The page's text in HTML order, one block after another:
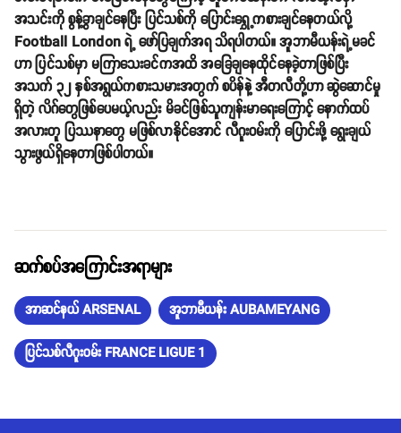
အသင်းကို စွန့်ခွာချင်နေပြီး ပြင်သစ်ကို ပြောင်းရွှေ့ကစားချင်နေတယ်လို့
Football London ရဲ့ ဖော်ပြချက်အရ သိရပါတယ်။ အူဘာမီယန်းရဲ့မခင်
ဟာ ပြင်သစ်မှာ မကြာသေးခင်ကအထိ အခြေချနေထိုင်နေခဲ့တာဖြစ်ပြီး
အသက် ၃၂ နှစ်အရွယ်ကစားသမားအတွက် စပိန်နဲ့ အီတလီတို့ဟာ ဆွဲဆောင်မှု
ရှိတဲ့ လိဂ်တွေဖြစ်ပေမယ့်လည်း မိခင်ဖြစ်သူကျန်းမာရေးကြောင့် နောက်ထပ်
အလားတူ ပြဿနာတွေ မဖြစ်လာနိုင်အောင် လီဂူးဝမ်းကို ပြောင်းဖို့ ရွေးချယ်
သွားဖွယ်ရှိနေတာဖြစ်ပါတယ်။
ဆက်စပ်အကြောင်းအရာများ
အာဆင်နယ် ARSENAL အူဘာမီယန်း AUBAMEYANG
ပြင်သစ်လီဂူးဝမ်း FRANCE LIGUE 1